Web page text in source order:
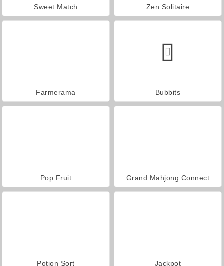
Sweet Match Zen Solitaire
Farmerama Bubbits
Pop Fruit Grand Mahjong Connect
Potion Sort Jackpot